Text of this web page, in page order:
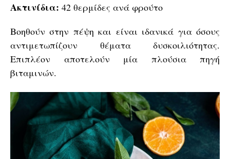
Ακτινίδια: 42 θερμίδες ανά φρούτο
Βοηθούν στην πέψη και είναι ιδανικά για όσους
αντιμετωπίζουν θέματα δυσκοιλιότητας.
Επιπλέον αποτελούν μία πλούσια πηγή
βιταμινών.